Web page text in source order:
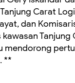
Carat
dan
Tanjung
mendorong
**